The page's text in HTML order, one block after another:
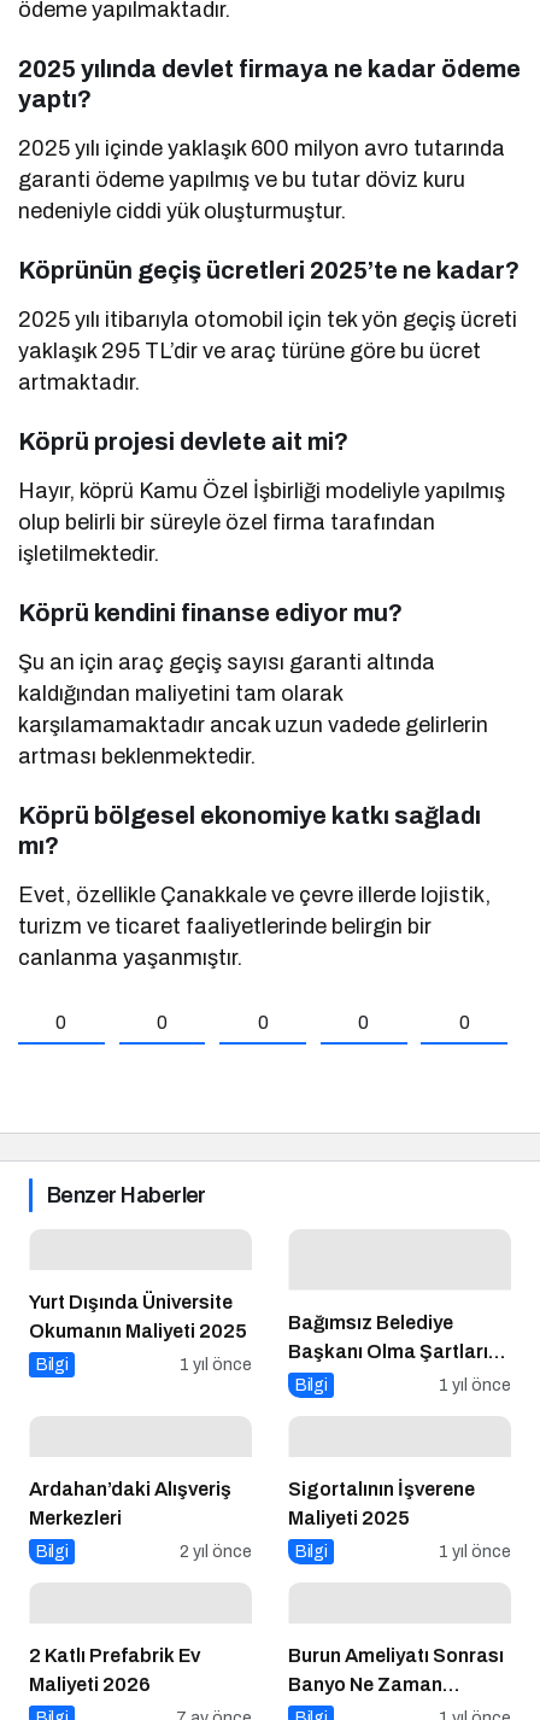
ödeme yapılmaktadır.
2025 yılında devlet firmaya ne kadar ödeme
yaptı?
2025 yılı içinde yaklaşık 600 milyon avro tutarında
garanti ödeme yapılmış ve bu tutar döviz kuru
nedeniyle ciddi yük oluşturmuştur.
Köprünün geçiş ücretleri 2025’te ne kadar?
2025 yılı itibarıyla otomobil için tek yön geçiş ücreti
yaklaşık 295 TL’dir ve araç türüne göre bu ücret
artmaktadır.
Köprü projesi devlete ait mi?
Hayır, köprü Kamu Özel İşbirliği modeliyle yapılmış
olup belirli bir süreyle özel firma tarafından
işletilmektedir.
Köprü kendini finanse ediyor mu?
Şu an için araç geçiş sayısı garanti altında
kaldığından maliyetini tam olarak
karşılamamaktadır ancak uzun vadede gelirlerin
artması beklenmektedir.
Köprü bölgesel ekonomiye katkı sağladı
mı?
Evet, özellikle Çanakkale ve çevre illerde lojistik,
turizm ve ticaret faaliyetlerinde belirgin bir
canlanma yaşanmıştır.
0 0 0 0 0
Benzer Haberler
Yurt Dışında Üniversite
Okumanın Maliyeti 2025
Bilgi 1 yıl önce
Bağımsız Belediye
Başkanı Olma Şartları
Nelerdir?
Bilgi 1 yıl önce
Ardahan’daki Alışveriş
Merkezleri
Bilgi 2 yıl önce
Sigortalının İşverene
Maliyeti 2025
Bilgi 1 yıl önce
2 Katlı Prefabrik Ev
Maliyeti 2026
Burun Ameliyatı Sonrası
Banyo Ne Zaman
Yapılır?